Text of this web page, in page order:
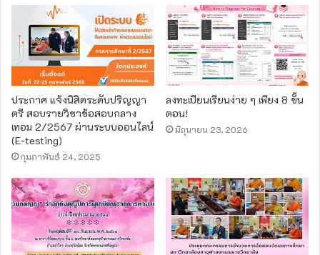
ประกาศ แจ้งนิสิตระดับปริญญา
ตรี สอบรายวิชาข้อสอบกลาง
เทอม 2/2567 ผ่านระบบออนไลน์
(E-testing)
กุมภาพันธ์ 24, 2025
ลงทะเบียนเรียนง่าย ๆ เพียง 8 ขั้น
ตอน!
มิถุนายน 23, 2026